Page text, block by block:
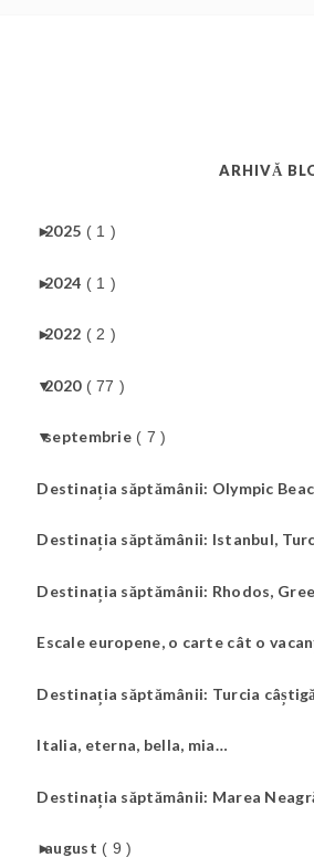
ARHIVĂ
►
2025 ( 1 )
►
2024 ( 1 )
►
2022 ( 2 )
▼
2020 ( 77 )
▼
septembrie ( 7 )
Destinația săptămânii: Olympic
Destinația săptămânii: Istanbul,
Destinația săptămânii: Rhodos,
Escale europene, o carte cât o
Destinația săptămânii: Turcia
Italia, eterna, bella, mia…
Destinația săptămânii: Marea
►
august ( 9 )